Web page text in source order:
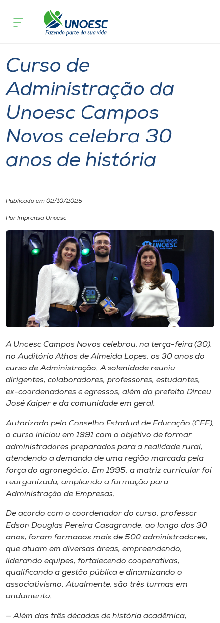
Cursos
Pesquisa
Atendimento ao Estudante
Portal de Ensino
Internacionalização
I.nova
Diplomados
Cultura
CPA
Biblioteca
Editora
Museu
Unoesc
Store
Selecione
o idioma
A+
A-
Curso de
Administração da
Unoesc Campos
Novos celebra 30
anos de história
Publicado em 02/10/2025
Por Imprensa Unoesc
A Unoesc Campos Novos celebrou, na terça-feira (30),
no Auditório Athos de Almeida Lopes, os 30 anos do
curso de Administração. A solenidade reuniu
dirigentes, colaboradores, professores, estudantes,
ex-coordenadores e egressos, além do prefeito Dirceu
José Kaiper e da comunidade em geral.
Autorizado pelo Conselho Estadual de Educação (CEE),
o curso iniciou em 1991 com o objetivo de formar
administradores preparados para a realidade rural,
atendendo a demanda de uma região marcada pela
força do agronegócio. Em 1995, a matriz curricular foi
reorganizada, ampliando a formação para
Administração de Empresas.
De acordo com o coordenador do curso, professor
Edson Douglas Pereira Casagrande, ao longo dos 30
anos, foram formados mais de 500 administradores,
que atuam em diversas áreas, empreendendo,
liderando equipes, fortalecendo cooperativas,
qualificando a gestão pública e dinamizando o
associativismo. Atualmente, são três turmas em
andamento.
— Além das três décadas de história acadêmica,